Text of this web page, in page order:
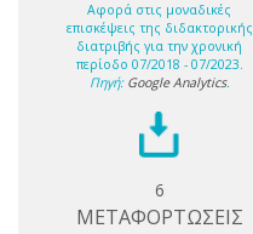
Αφορά στις μοναδικές
επισκέψεις της διδακτορικής
διατριβής για την χρονική
περίοδο 07/2018 - 07/2023.
Πηγή: Google Analytics.
6
ΜΕΤΑΦΟΡΤΩΣΕΙΣ